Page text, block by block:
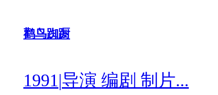
鹳鸟踟蹰
1991|导演 编剧 制片...